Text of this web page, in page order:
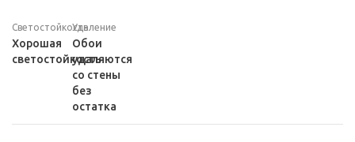
Светостойкость
Хорошая
светостойкость
Удаление
Обои
удаляются
со стены
без
остатка